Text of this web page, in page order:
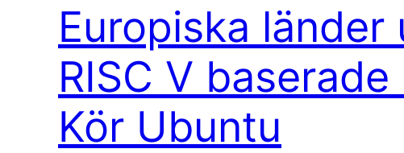
Europiska länder
RISC V
Kör Ubuntu